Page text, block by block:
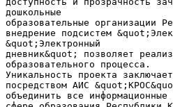
дошкольные
образовательные организации
внедрение подсистем
&quot;Электронный
дневник&quot; позволяет
образовательного процесса.
Уникальность проекта
посредством АИС
объединить все информационные